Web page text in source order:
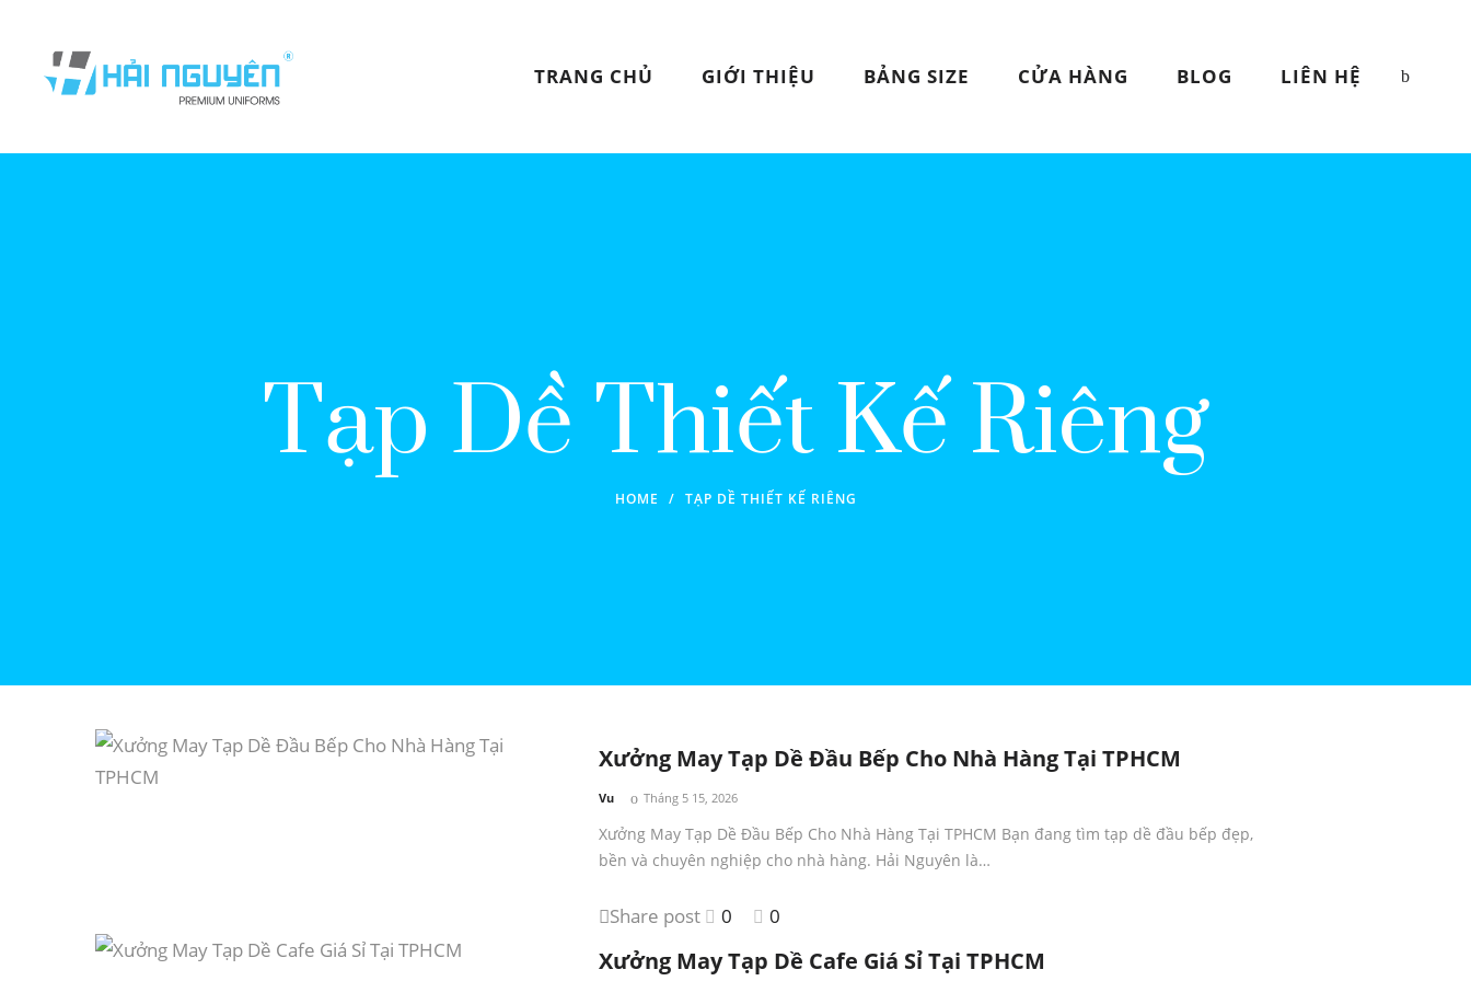
TRANG CHỦ GIỚI THIỆU BẢNG SIZE CỬA HÀNG BLOG LIÊN HỆ
Tạp Dề Thiết Kế Riêng
HOME / TẠP DỀ THIẾT KẾ RIÊNG
Xưởng May Tạp Dề Đầu Bếp Cho Nhà Hàng Tại TPHCM
by
Vu Tháng 5 15, 2026
Xưởng May Tạp Dề Đầu Bếp Cho Nhà Hàng Tại TPHCM Bạn đang tìm tạp dề đầu bếp đẹp,
bền và chuyên nghiệp cho nhà hàng. Hải Nguyên là…
Share post 0 0
Xưởng May Tạp Dề Cafe Giá Sỉ Tại TPHCM